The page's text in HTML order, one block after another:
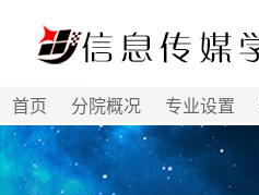
首页 分院概况 专业设置